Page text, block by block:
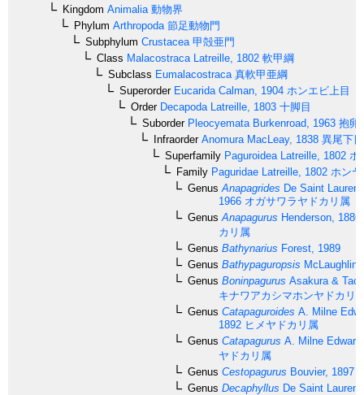
Kingdom Animalia 動物界
Phylum Arthropoda 節足動物門
Subphylum Crustacea 甲殻亜門
Class Malacostraca Latreille, 1802 軟甲綱
Subclass Eumalacostraca 真軟甲亜綱
SuperorderEucarida Calman, 1904 ホンエビ上目
OrderDecapoda Latreille, 1803 十脚目
SuborderPleocyemata Burkenroad, 1963 抱卵
InfraorderAnomura MacLeay, 1838 異尾下目
Superfamily Paguroidea Latreille, 1802 ホ
Family Paguridae Latreille, 1802 ホン
Genus Anapagrides De Saint
1966 オガサワラヤドカリ属
Genus Anapagurus Henderson, 1886
カリ属
Genus Bathynarius Forest, 1989
Genus Bathypaguropsis McLaughlin,
Genus Boninpagurus Asakura &
キナワアカシマホンヤドカリ
Genus Catapaguroides A. Milne
1892 ヒメヤドカリ属
Genus Catapagurus A. Milne
ヤドカリ属
Genus Cestopagurus Bouvier, 1897
Genus Decaphyllus De Saint